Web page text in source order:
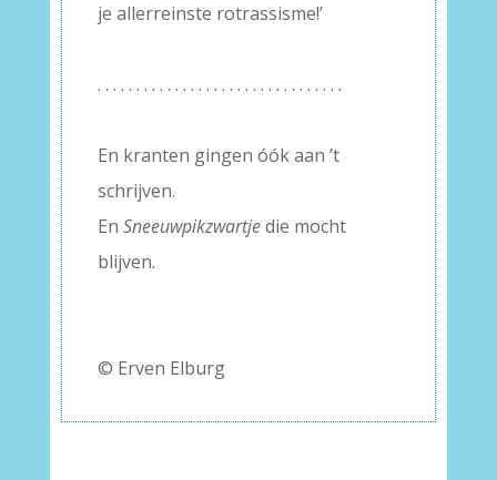
je allerreinste rotrassisme!’
. . . . . . . . . . . . . . . . . . . . . . . . . . . . . . . .
En kranten gingen óók aan ’t
schrijven.
En Sneeuwpikzwartjedie mocht
blijven.
© Erven Elburg